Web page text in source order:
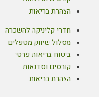
הצהרת בריאות
חדרי קליניקה להשכרה
מסלול שיווק מטפלים
ביטוח בריאות פרטי
קורסים וסדנאות
הצהרת בריאות